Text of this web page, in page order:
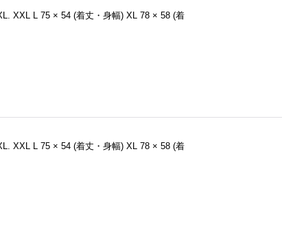
XXL L 75 × 54 (着丈・身幅) XL 78 × 58 (着
XXL L 75 × 54 (着丈・身幅) XL 78 × 58 (着